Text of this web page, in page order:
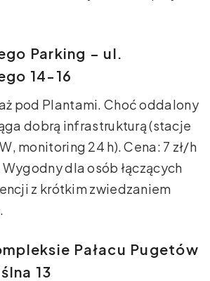
Parking – ul.
14-16
pod Plantami. Choć oddalony
dobrą infrastrukturą (stacje
monitoring 24 h). Cena: 7 zł/h
dla osób łączących
z krótkim zwiedzaniem
Pałacu Pugetów
13